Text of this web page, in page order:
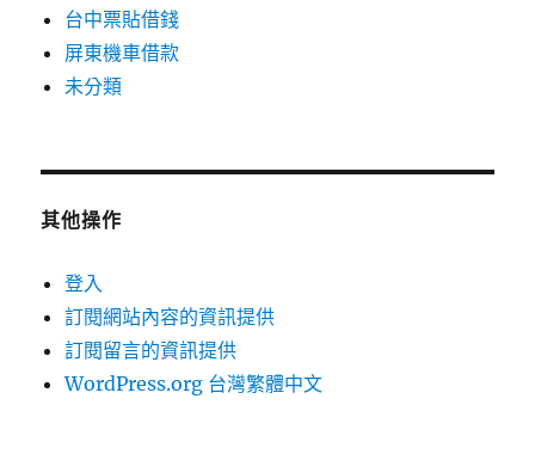
台中票貼借錢
屏東機車借款
未分類
其他操作
登入
訂閱網站內容的資訊提供
訂閱留言的資訊提供
WordPress.org 台灣繁體中文